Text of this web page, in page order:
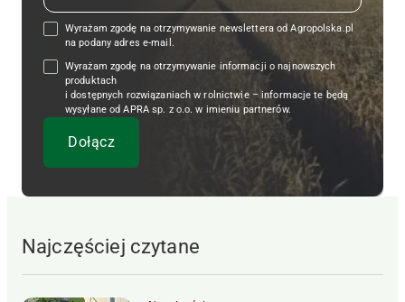
Wyrażam zgodę na otrzymywanie newslettera od Agropolska.pl
na podany adres e-mail.
Wyrażam zgodę na otrzymywanie informacji o najnowszych
produktach
i dostępnych rozwiązaniach w rolnictwie – informacje te będą
wysyłane od APRA sp. z o.o. w imieniu partnerów.
Najczęściej czytane